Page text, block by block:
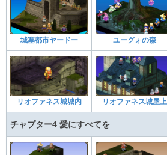
城塞都市ヤードー ユーグォの森
リオファネス城城内 リオファネス城屋上
チャプター4 愛にすべてを